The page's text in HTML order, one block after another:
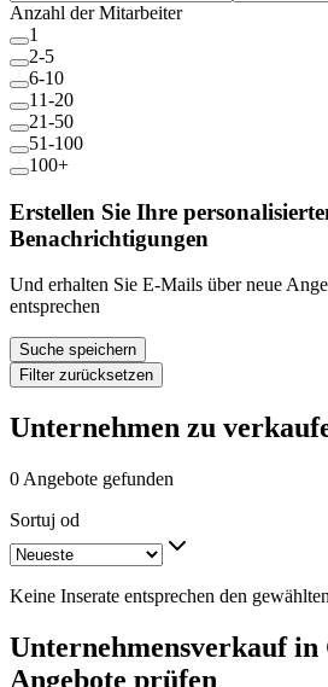
Anzahl der Mitarbeiter
1
2-5
6-10
11-20
21-50
51-100
100+
Erstellen Sie Ihre
Benachrichtigungen
Und erhalten Sie E-Mails über neue
entsprechen
Suche speichern
Filter zurücksetzen
Unternehmen zu
0 Angebote gefunden
Sortuj od
Keine Inserate entsprechen den
Unternehmensverkauf
Angebote prüfen